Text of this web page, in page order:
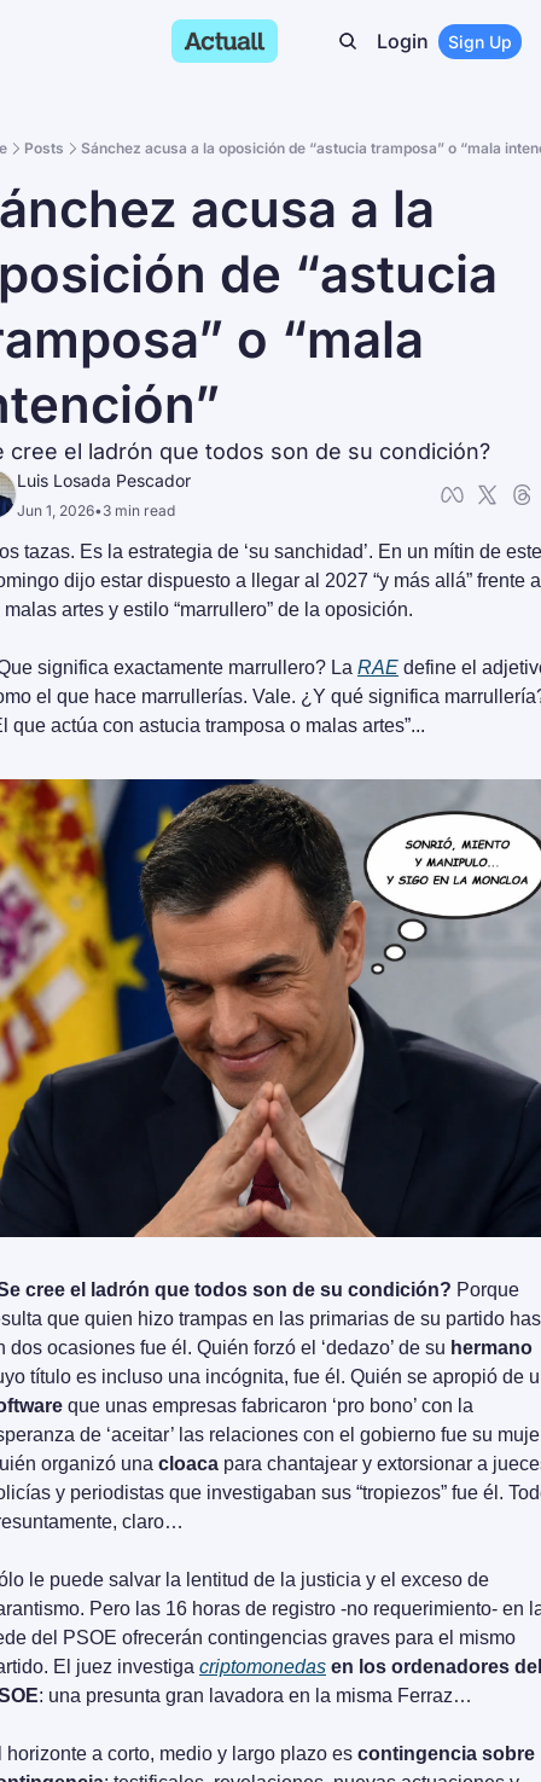
Login Sign Up
Posts Sánchez acusa a la oposición de “astucia tramposa” o “mala
acusa a la
de “astucia
o “mala
cree el ladrón que todos son de su condición?
Luis Losada Pescador
Jun 1, 2026•3 min read
tazas. Es la estrategia de ‘su sanchidad’. En un mítin de este
dijo estar dispuesto a llegar al 2027 “y más allá” frente a
malas artes y estilo “marrullero” de la oposición.
significa exactamente marrullero? La RAE define el
el que hace marrullerías. Vale. ¿Y qué significa
que actúa con astucia tramposa o malas artes”...
cree el ladrón que todos son de su condición? Porque
que quien hizo trampas en las primarias de su partido
dos ocasiones fue él. Quién forzó el ‘dedazo’ de su hermano
que unas empresas fabricaron ‘pro bono’ con la
de ‘aceitar’ las relaciones con el gobierno fue su
organizó una cloaca para chantajear y extorsionar a
y periodistas que investigaban sus “tropiezos” fue él.
claro…
le puede salvar la lentitud de la justicia y el exceso de
Pero las 16 horas de registro -no requerimiento- en
del PSOE ofrecerán contingencias graves para el mismo
El juez investiga criptomonedas en los ordenadores del
: una presunta gran lavadora en la misma Ferraz…
horizonte a corto, medio y largo plazo es contingencia sobre